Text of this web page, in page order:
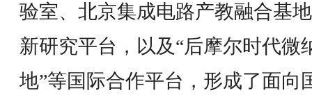
验室、北京集成电路产教融合基
新研究平台，以及“后摩尔时代微
地”等国际合作平台，形成了面向